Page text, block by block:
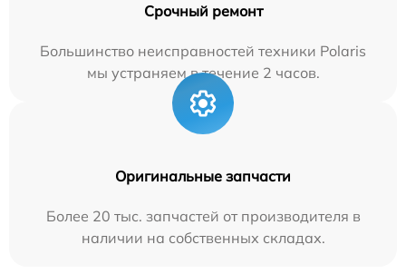
Срочный ремонт
Большинство неисправностей техники Polaris
мы устраняем в течение 2 часов.
Оригинальные запчасти
Более 20 тыс. запчастей от производителя в
наличии на собственных складах.